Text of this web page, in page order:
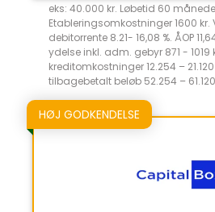
eks: 40.000 kr. Løbetid 60
Etableringsomkostninger 1600 kr.
debitorrente 8.21- 16,08 %. ÅOP
ydelse inkl. adm. gebyr 871 - 1019
kreditomkostninger 12.254 –
tilbagebetalt beløb 52.254 –
HØJ GODKENDELSE